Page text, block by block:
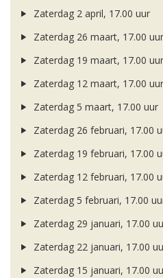
Zaterdag 2 april, 17.00 uur
Zaterdag 26 maart, 17.00 uur
Zaterdag 19 maart, 17.00 uur
Zaterdag 12 maart, 17.00 uur
Zaterdag 5 maart, 17.00 uur
Zaterdag 26 februari, 17.00
Zaterdag 19 februari, 17.00
Zaterdag 12 februari, 17.00
Zaterdag 5 februari, 17.00
Zaterdag 29 januari, 17.00
Zaterdag 22 januari, 17.00
Zaterdag 15 januari, 17.00